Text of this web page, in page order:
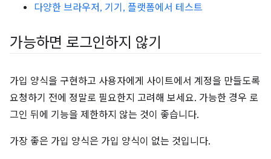
다양한 브라우저, 기기, 플랫폼에서 테스트
가능하면 로그인하지 않기
가입 양식을 구현하고 사용자에게 사이트에서 계정을 만들도록
요청하기 전에 정말로 필요한지 고려해 보세요. 가능한 경우 로
그인 뒤에 기능을 제한하지 않는 것이 좋습니다.
가장 좋은 가입 양식은 가입 양식이 없는 것입니다.